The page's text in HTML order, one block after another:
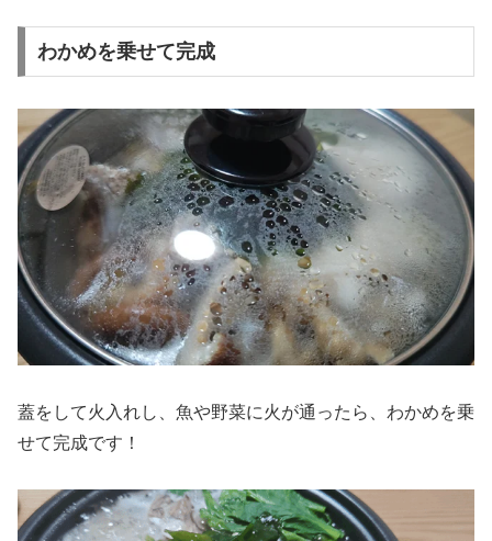
わかめを乗せて完成
蓋をして火入れし、魚や野菜に火が通ったら、わかめを乗
せて完成です！